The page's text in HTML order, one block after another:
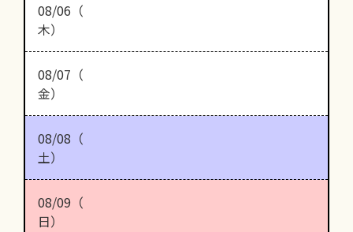
08/06（
木）
08/07（
金）
08/08（
土）
08/09（
日）